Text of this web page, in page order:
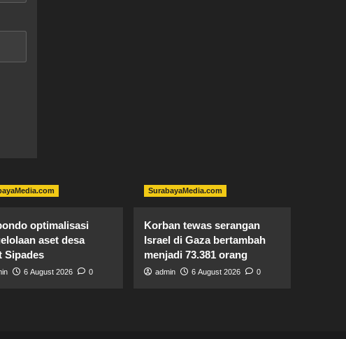
optimalisasi
aset desa
Sipades
6 August 2026 0
SurabayaMedia.com
Korban tewas serangan
Israel di Gaza bertambah
menjadi 73.381 orang
admin 6 August 2026 0